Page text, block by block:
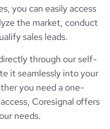
you can easily access
the market, conduct
sales leads.
through our self-
it seamlessly into your
you need a one-
Coresignal offers
needs.